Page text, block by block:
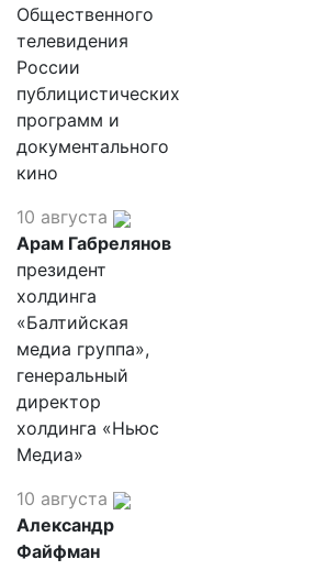
Общественного
телевидения
России
публицистических
программ и
документального
кино
10 августа
Арам Габрелянов
президент
холдинга
«Балтийская
медиа группа»,
генеральный
директор
холдинга «Ньюс
Медиа»
10 августа
Александр
Файфман